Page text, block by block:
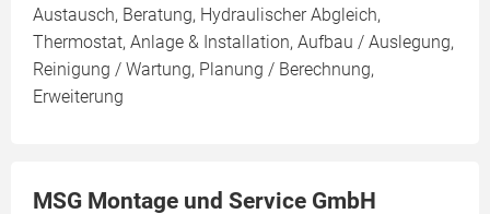
Austausch, Beratung, Hydraulischer Abgleich,
Thermostat, Anlage & Installation, Aufbau / Auslegung,
Reinigung / Wartung, Planung / Berechnung,
Erweiterung
MSG Montage und Service GmbH